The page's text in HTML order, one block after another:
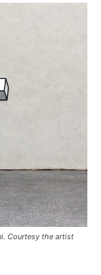
Courtesy the artist